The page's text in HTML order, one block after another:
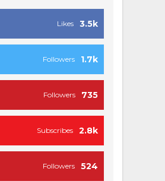
3.5k
Likes
1.7k
Followers
735
Followers
2.8k
Subscribes
524
Followers